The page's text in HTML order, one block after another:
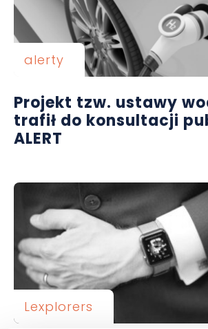
alerty
Projekt tzw. ustawy
trafił do konsultacji
ALERT
Lexplorers